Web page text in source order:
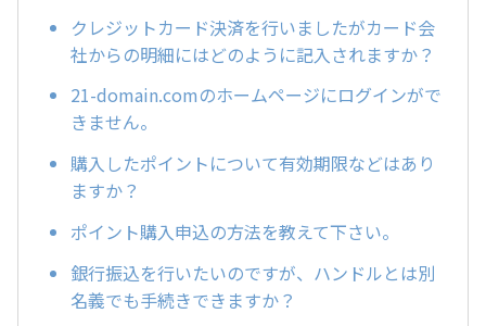
クレジットカード決済を行いましたがカード会
社からの明細にはどのように記入されますか？
21-domain.comのホームページにログインがで
きません。
購入したポイントについて有効期限などはあり
ますか？
ポイント購入申込の方法を教えて下さい。
銀行振込を行いたいのですが、ハンドルとは別
名義でも手続きできますか？